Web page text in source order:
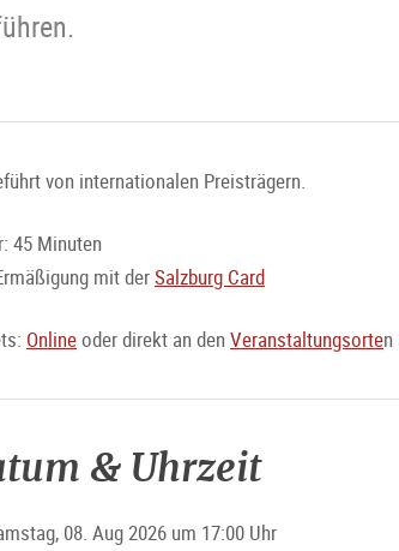
von internationalen Preisträgern.
45 Minuten
mit derSalzburg Card
Onlineoder direkt an den Veranstaltungsorte
& Uhrzeit
08. Aug 2026 um 17:00 Uhr